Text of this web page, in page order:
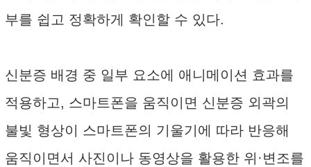
부를 쉽고 정확하게 확인할 수 있다.
신분증 배경 중 일부 요소에 애니메이션 효과를
적용하고, 스마트폰을 움직이면 신분증 외곽의
불빛 형상이 스마트폰의 기울기에 따라 반응해
움직이면서 사진이나 동영상을 활용한 위·변조를